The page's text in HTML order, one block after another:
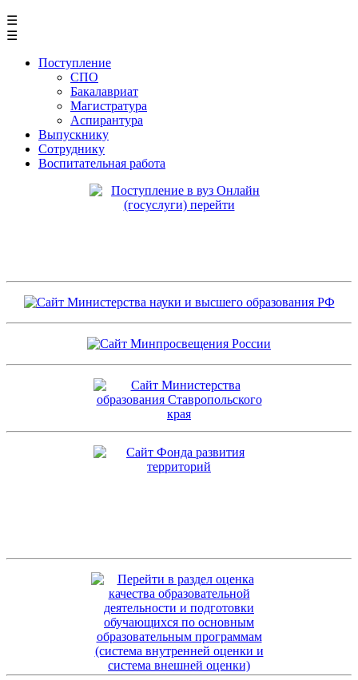
☰
☰
Поступление
СПО
Бакалавриат
Магистратура
Аспирантура
Выпускнику
Сотруднику
Воспитательная работа